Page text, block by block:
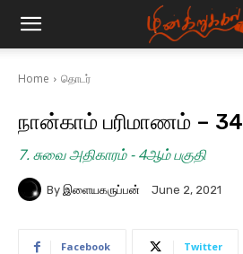
Home தொடர்
நான்காம் பரிமாணம் – 34
7. சுவை அதிகாரம் - 4ஆம் பகுதி
By இளையகருப்பன் June 2, 2021
Facebook Twitter